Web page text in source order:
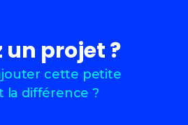
un projet ?
cette petite
la différence ?